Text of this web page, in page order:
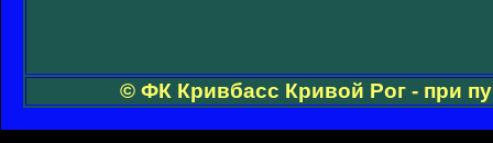
© ФК Кривбасс Кривой Рог - при